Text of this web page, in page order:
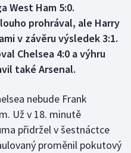
West Ham 5:0.
prohrával, ale Harry
v závěru výsledek 3:1.
Chelsea 4:0 a výhru
také Arsenal.
nebude Frank
Už v 18. minutě
přidržel v šestnáctce
proměnil pokutový